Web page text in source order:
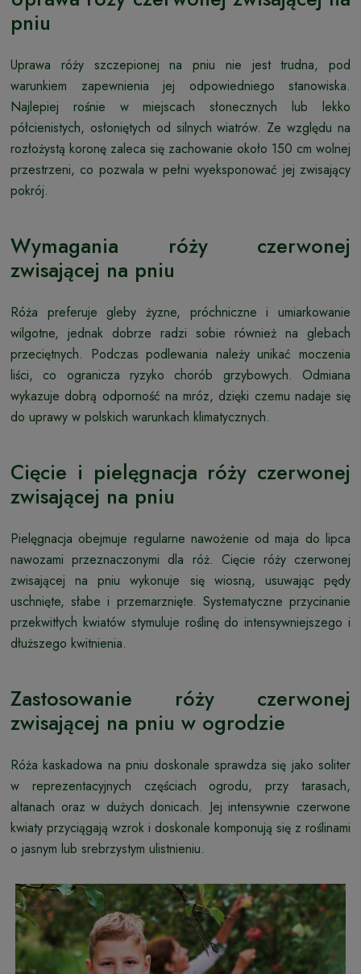
pniu
Uprawa róży szczepionej na pniu nie jest trudna, pod
warunkiem zapewnienia jej odpowiedniego stanowiska.
Najlepiej rośnie w miejscach słonecznych lub lekko
półcienistych, osłoniętych od silnych wiatrów. Ze względu na
rozłożystą koronę zaleca się zachowanie około 150 cm wolnej
przestrzeni, co pozwala w pełni wyeksponować jej zwisający
pokrój.
Wymagania róży czerwonej
zwisającej na pniu
Róża preferuje gleby żyzne, próchniczne i umiarkowanie
wilgotne, jednak dobrze radzi sobie również na glebach
przeciętnych. Podczas podlewania należy unikać moczenia
liści, co ogranicza ryzyko chorób grzybowych. Odmiana
wykazuje dobrą odporność na mróz, dzięki czemu nadaje się
do uprawy w polskich warunkach klimatycznych.
Cięcie i pielęgnacja róży czerwonej
zwisającej na pniu
Pielęgnacja obejmuje regularne nawożenie od maja do lipca
nawozami przeznaczonymi dla róż. Cięcie róży czerwonej
zwisającej na pniu wykonuje się wiosną, usuwając pędy
uschnięte, słabe i przemarznięte. Systematyczne przycinanie
przekwitłych kwiatów stymuluje roślinę do intensywniejszego i
dłuższego kwitnienia.
Zastosowanie róży czerwonej
zwisającej na pniu w ogrodzie
Róża kaskadowa na pniu doskonale sprawdza się jako soliter
w reprezentacyjnych częściach ogrodu, przy tarasach,
altanach oraz w dużych donicach. Jej intensywnie czerwone
kwiaty przyciągają wzrok i doskonale komponują się z roślinami
o jasnym lub srebrzystym ulistnieniu.